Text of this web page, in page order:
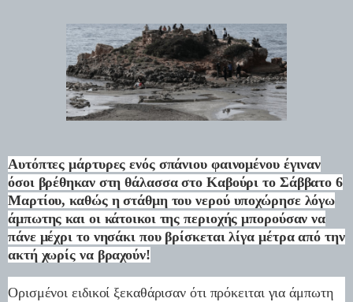
Αυτόπτες μάρτυρες ενός σπάνιου φαινομένου έγιναν
όσοι βρέθηκαν στη θάλασσα στο Καβούρι το Σάββατο 6
Μαρτίου, καθώς η στάθμη τoυ νερού υποχώρησε λόγω
άμπωτης και οι κάτοικοι της περιοχής μπορούσαν να
πάνε μέχρι το νησάκι που βρίσκεται λίγα μέτρα από την
ακτή χωρίς να βραχούν!
Ορισμένοι ειδικοί ξεκαθάρισαν ότι πρόκειται για άμπωτη